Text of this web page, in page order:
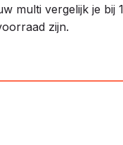
multi vergelijk je
zijn.